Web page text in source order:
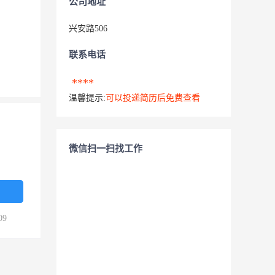
兴安路506
联系电话
****
温馨提示: 可以投递简历后免费查看
微信扫一扫找工作